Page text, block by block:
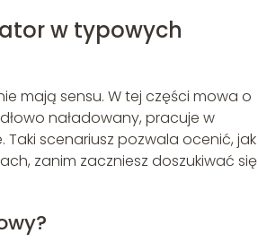
w typowych
mają sensu. W tej części mowa o
naładowany, pracuje w
Taki scenariusz pozwala ocenić, jak
zanim zaczniesz doszukiwać się